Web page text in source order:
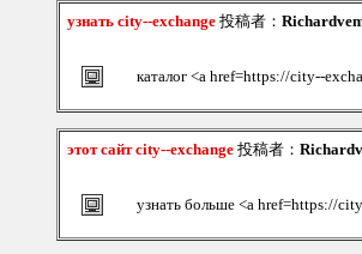
узнать city--exchange 投稿者：
каталог <a href=https://city--
этот сайт city--exchange 投稿者：
узнать больше <a href=https://